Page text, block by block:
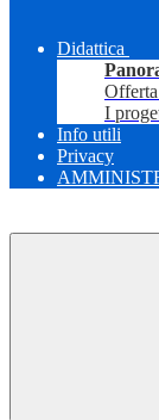
Didattica
I
Info utili
Privacy